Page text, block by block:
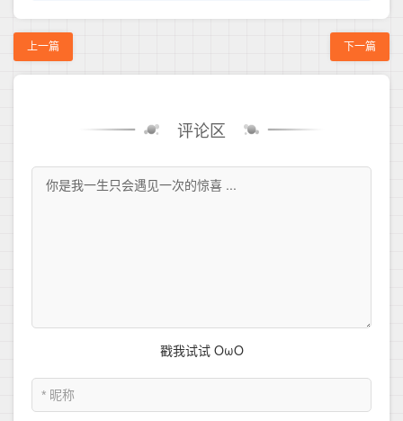
上一篇 下一篇
评论区